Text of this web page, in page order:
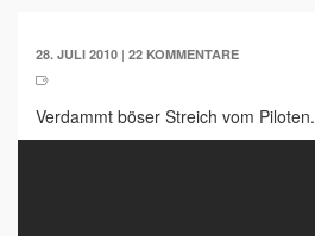
28. JULI 2010 | 22 KOMMENTARE
Verdammt böser Streich vom Piloten.